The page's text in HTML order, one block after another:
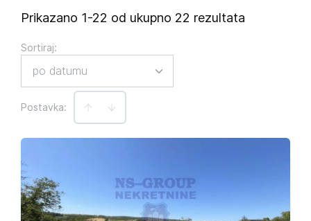
Prikazano 1-22 od ukupno 22 rezultata
Postavka:
Sortiraj:
po datumu